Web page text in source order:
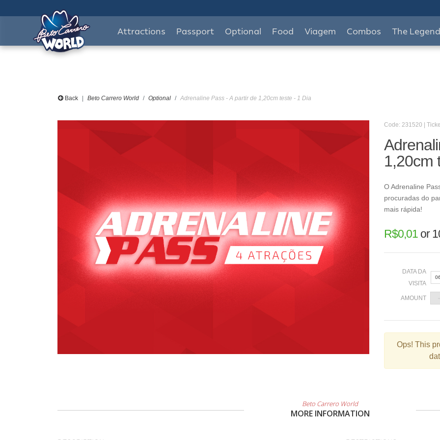
Attractions Passport Optional Food Viagem Combos The Legend
Back Beto Carrero World Optional Adrenaline Pass - A partir de 1,20cm teste - 1 Dia
Code: 231520 |
1,20cm
O Adrenaline
procuradas do
mais rápida!
R$0,01or
DATA DA
VISITA
2
9
AMOUNT
Ops! This
Beto Carrero World
MORE INFORMATION